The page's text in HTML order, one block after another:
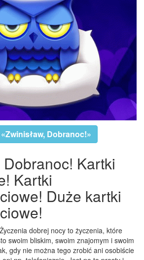
Dobranoc!»
Dobranoc! Kartki
Kartki
Duże kartki
dobrej nocy to życzenia, które
swoim bliskim, swoim znajomym i swoim
gdy nie można tego zrobić ani osobiście